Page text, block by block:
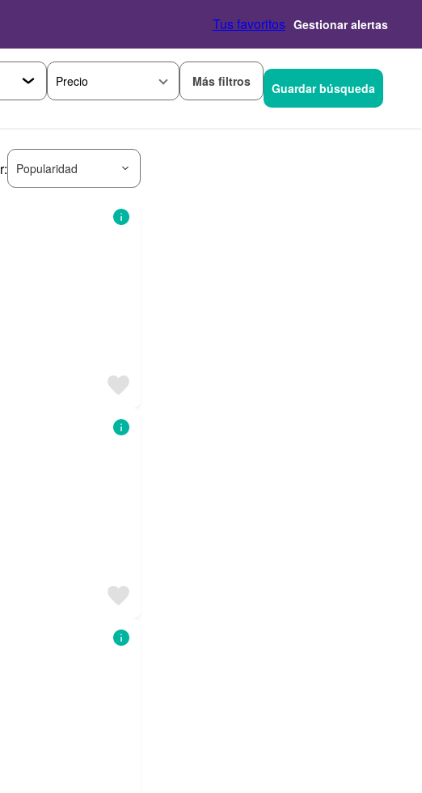
Tus favoritos Gestionar alertas
Precio Más filtros Guardar búsqueda
Popularidad